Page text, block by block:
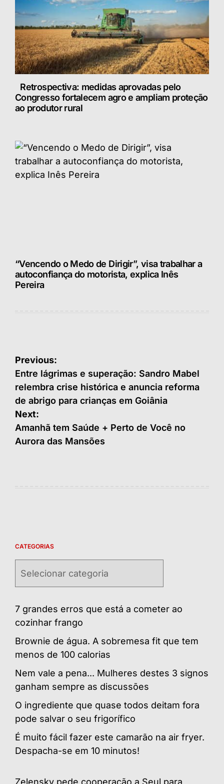
Retrospectiva: medidas aprovadas pelo
Congresso fortalecem agro e ampliam proteção
ao produtor rural
“Vencendo o Medo de Dirigir”, visa trabalhar a
autoconfiança do motorista, explica Inês
Pereira
Navegação
de
Post
Previous:
Entre lágrimas e superação: Sandro Mabel
relembra crise histórica e anuncia reforma
de abrigo para crianças em Goiânia
Next:
Amanhã tem Saúde + Perto de Você no
Aurora das Mansões
CATEGORIAS
7 grandes erros que está a cometer ao
cozinhar frango
Brownie de água. A sobremesa fit que tem
menos de 100 calorias
Nem vale a pena... Mulheres destes 3 signos
ganham sempre as discussões
O ingrediente que quase todos deitam fora
pode salvar o seu frigorífico
É muito fácil fazer este camarão na air fryer.
Despacha-se em 10 minutos!
Zelensky pede cooperação a Seul para